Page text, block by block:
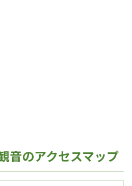
音のアクセスマップ